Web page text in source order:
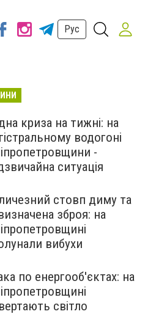
Рус
криза на тижні: на
водогоні
-
ситуація
стовп диму та
зброя: на
вибухи
по енергооб'єктах: на
світло